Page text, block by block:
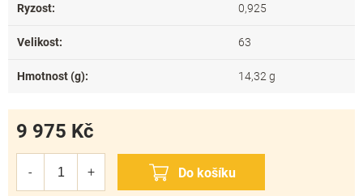
9 975 Kč
Ryzost: 0,925
Velikost: 63
Hmotnost (g): 14,32 g